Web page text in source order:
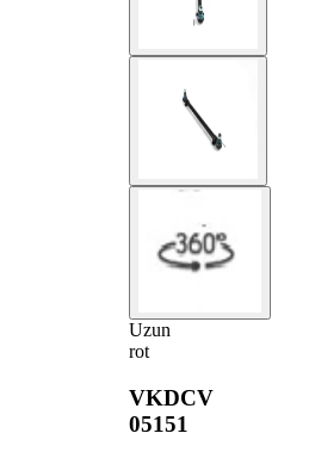
Uzun
rot
VKDCV
05151